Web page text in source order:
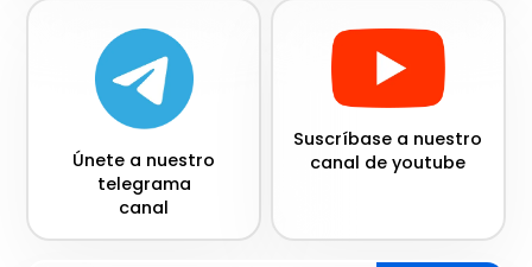
Únete a nuestro
telegrama
canal
Suscríbase a nuestro
canal de youtube